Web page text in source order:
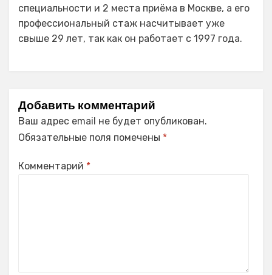
специальности и 2 места приёма в Москве, а его
профессиональный стаж насчитывает уже
свыше 29 лет, так как он работает с 1997 года.
Добавить комментарий
Ваш адрес email не будет опубликован.
Обязательные поля помечены *
Комментарий *